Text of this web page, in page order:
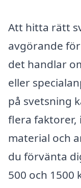
Att hitta rätt
avgörande
det handlar
eller
på svetsning
flera faktorer,
material och
du förvänta
500 och 1500